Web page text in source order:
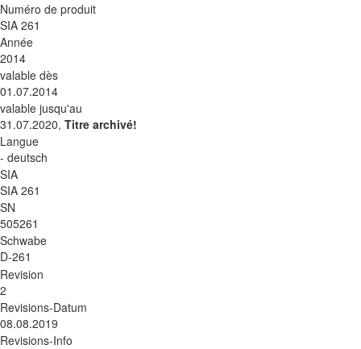
Numéro de produit
SIA 261
Année
2014
valable dès
01.07.2014
valable jusqu'au
31.07.2020, Titre archivé!
Langue
- deutsch
SIA
SIA 261
SN
505261
Schwabe
D-261
Revision
2
Revisions-Datum
08.08.2019
Revisions-Info